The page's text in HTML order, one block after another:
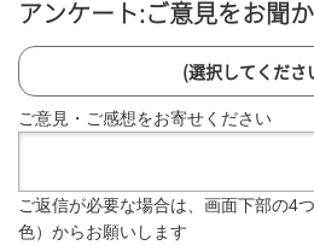
アンケート:ご意見をお聞
(選択してくださ
ご意見・ご感想をお寄せください
ご返信が必要な場合は、画面下部の4
色）からお願いします